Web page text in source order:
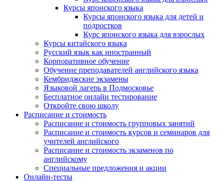
Курсы японского языка
Курсы японского языка для детей и
подростков
Курс японского языка для взрослых
Курсы китайского языка
Русский язык как иностранный
Корпоративное обучение
Обучение преподавателей английского языка
Кембриджские экзамены
Языковой лагерь в Подмосковье
Бесплатное онлайн тестирование
Откройте свою школу
Расписание и стоимость
Расписание и стоимость групповых занятий
Расписание и стоимость курсов и семинаров для
учителей английского
Расписание и стоимость экзаменов по
английскому
Специальные предложения и акции
Онлайн-тесты